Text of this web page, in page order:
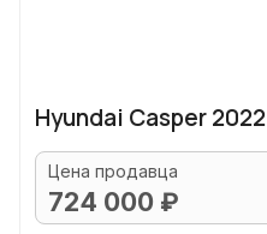
Hyundai Casper 2022
Цена продавца
724 000 ₽